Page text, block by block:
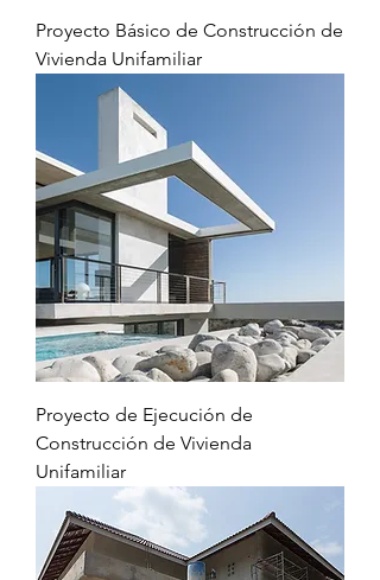
Proyecto Básico de Construcción de
Vivienda Unifamiliar
Proyecto de Ejecución de
Construcción de Vivienda
Unifamiliar